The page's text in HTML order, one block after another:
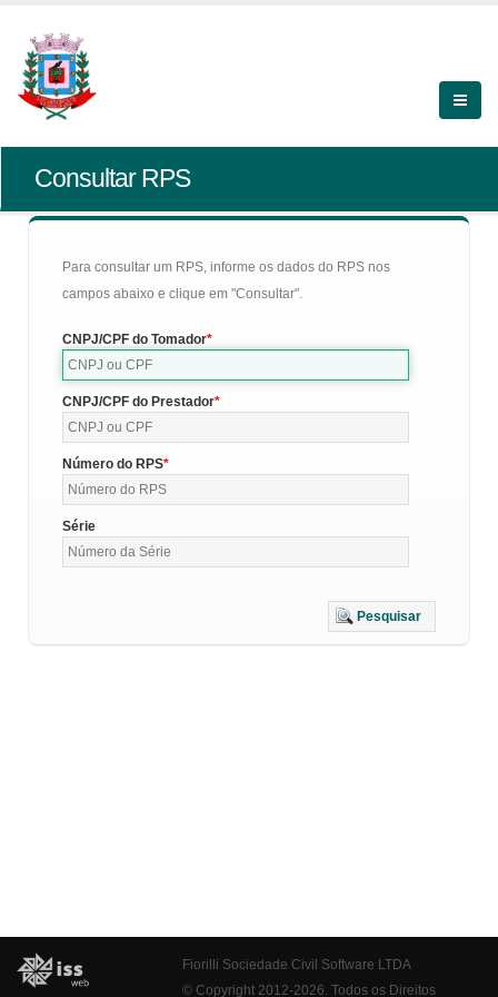
Consultar RPS
Para consultar um RPS, informe os dados do RPS nos
campos abaixo e clique em "Consultar".
CNPJ/CPF do Tomador
CNPJ/CPF do Prestador
Número do RPS
Série
Pesquisar
Fiorilli Sociedade Civil Software LTDA
© Copyright 2012-2026. Todos os Direitos